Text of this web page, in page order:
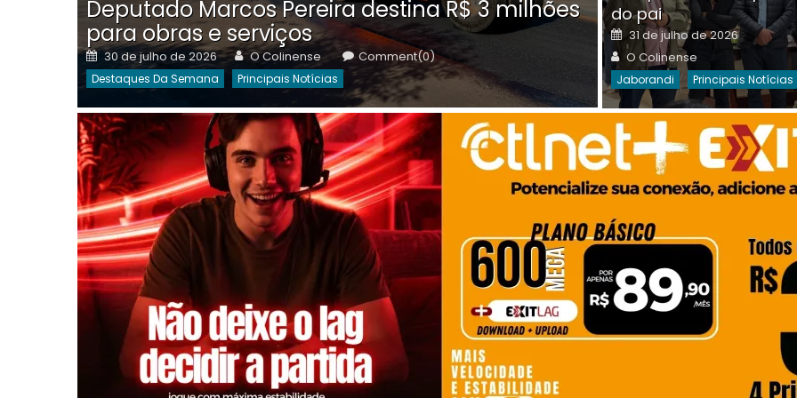
Deputado Marcos Pereira destina R$ 3 milhões
para obras e serviços
Posted
on
30 de julho de 2026 Author
O Colinense Comment(0)
Destaques Da Semana Principais Notícias
on
Destaques Da Semana
do pai
Posted
on
31 de julho de 2026
Author
O Colinense
Jaborandi Principais Notícias